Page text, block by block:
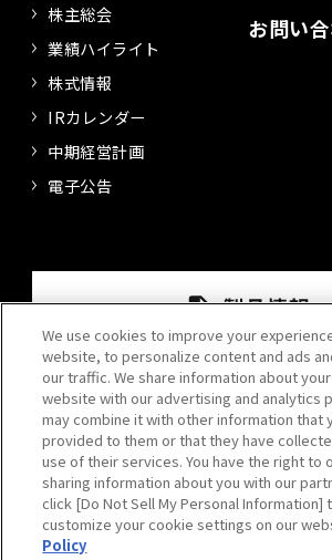
株主総会
業績ハイライト
株式情報
IRカレンダー
中期経営計画
電子公告
お問い
プライバシーポリシー
情報セキ
We use cookies to improve your
website, to personalize content and ads
our traffic. We share information about
website with our advertising and analytics
may combine it with other information that
provided to them or that they have
use of their services. You have the right to
sharing information about you with our
click [Do Not Sell My Personal
customize your cookie settings on our
Policy